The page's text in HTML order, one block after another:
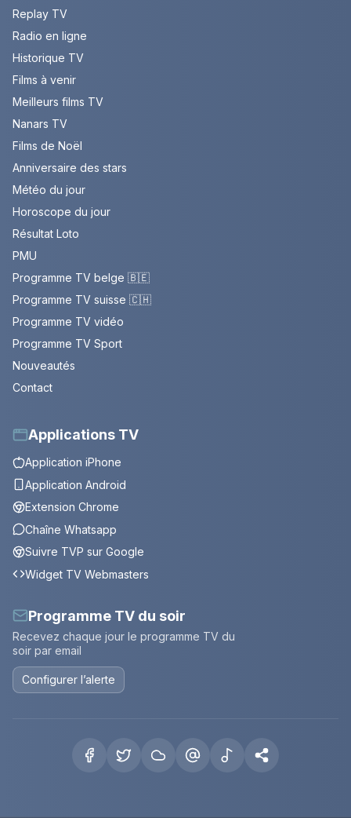
Replay TV
Radio en ligne
Historique TV
Films à venir
Meilleurs films TV
Nanars TV
Films de Noël
Anniversaire des stars
Météo du jour
Horoscope du jour
Résultat Loto
PMU
Programme TV belge 🇧🇪
Programme TV suisse 🇨🇭
Programme TV vidéo
Programme TV Sport
Nouveautés
Contact
Applications TV
Application iPhone
Application Android
Extension Chrome
Chaîne Whatsapp
Suivre TVP sur Google
Widget TV Webmasters
Programme TV du soir
Recevez chaque jour le programme TV du
soir par email
Configurer l’alerte